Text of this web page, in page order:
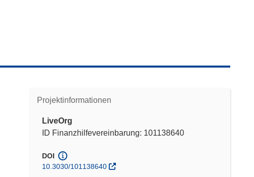
Projektinformationen
LiveOrg
ID Finanzhilfevereinbarung: 101138640
DOI
10.3030/101138640